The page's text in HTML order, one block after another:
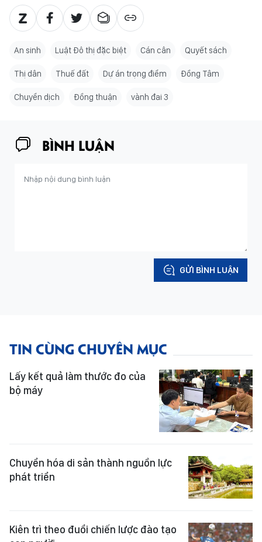
An sinh Luật Đô thị đặc biệt Cán cân Quyết sách
Thị dân Thuế đất Dự án trọng điểm Đồng Tâm
Chuyển dịch Đồng thuận vành đai 3
BÌNH LUẬN
GỬI BÌNH LUẬN
TIN CÙNG CHUYÊN MỤC
Lấy kết quả làm thước đo của
bộ máy
Chuyển hóa di sản thành nguồn lực
phát triển
Kiên trì theo đuổi chiến lược đào tạo